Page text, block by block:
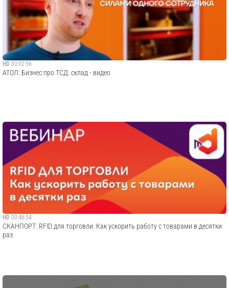
HD 00:02:56
АТОЛ: Бизнес про ТСД: склад - видео
HD 00:46:54
СКАНПОРТ: RFID для торговли. Как ускорить работу с товарами в десятки
раз